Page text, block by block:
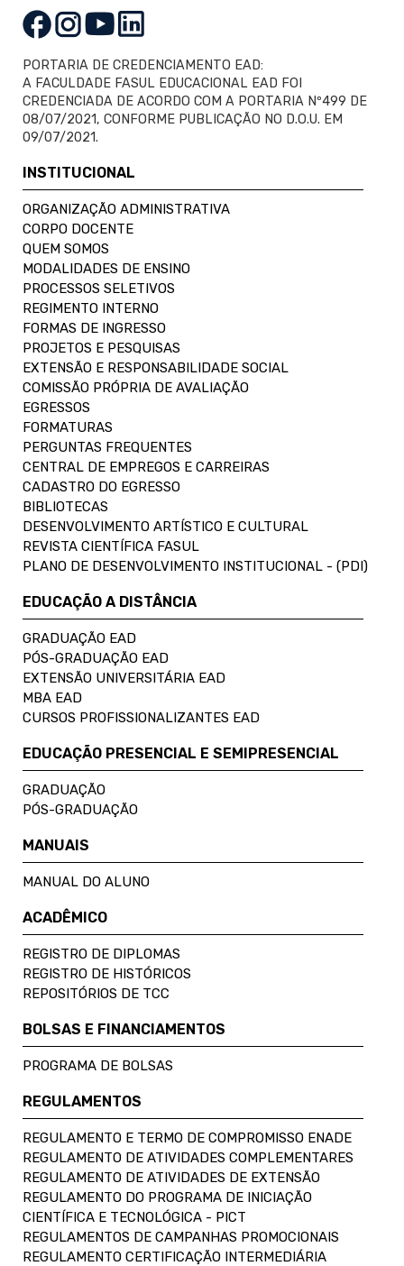
PORTARIA DE CREDENCIAMENTO EAD:
A FACULDADE FASUL EDUCACIONAL EAD FOI
CREDENCIADA DE ACORDO COM A PORTARIA Nº499 DE
08/07/2021, CONFORME PUBLICAÇÃO NO D.O.U. EM
09/07/2021.
INSTITUCIONAL
ORGANIZAÇÃO ADMINISTRATIVA
CORPO DOCENTE
QUEM SOMOS
MODALIDADES DE ENSINO
PROCESSOS SELETIVOS
REGIMENTO INTERNO
FORMAS DE INGRESSO
PROJETOS E PESQUISAS
EXTENSÃO E RESPONSABILIDADE SOCIAL
COMISSÃO PRÓPRIA DE AVALIAÇÃO
EGRESSOS
FORMATURAS
PERGUNTAS FREQUENTES
CENTRAL DE EMPREGOS E CARREIRAS
CADASTRO DO EGRESSO
BIBLIOTECAS
DESENVOLVIMENTO ARTÍSTICO E CULTURAL
REVISTA CIENTÍFICA FASUL
PLANO DE DESENVOLVIMENTO INSTITUCIONAL - (PDI)
EDUCAÇÃO A DISTÂNCIA
GRADUAÇÃO EAD
PÓS-GRADUAÇÃO EAD
EXTENSÃO UNIVERSITÁRIA EAD
MBA EAD
CURSOS PROFISSIONALIZANTES EAD
EDUCAÇÃO PRESENCIAL E SEMIPRESENCIAL
GRADUAÇÃO
PÓS-GRADUAÇÃO
MANUAIS
MANUAL DO ALUNO
ACADÊMICO
REGISTRO DE DIPLOMAS
REGISTRO DE HISTÓRICOS
REPOSITÓRIOS DE TCC
BOLSAS E FINANCIAMENTOS
PROGRAMA DE BOLSAS
REGULAMENTOS
REGULAMENTO E TERMO DE COMPROMISSO ENADE
REGULAMENTO DE ATIVIDADES COMPLEMENTARES
REGULAMENTO DE ATIVIDADES DE EXTENSÃO
REGULAMENTO DO PROGRAMA DE INICIAÇÃO
CIENTÍFICA E TECNOLÓGICA - PICT
REGULAMENTOS DE CAMPANHAS PROMOCIONAIS
REGULAMENTO CERTIFICAÇÃO INTERMEDIÁRIA